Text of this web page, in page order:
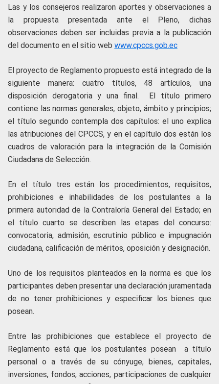
Las y los consejeros realizaron aportes y observaciones a
la propuesta presentada ante el Pleno, dichas
observaciones deben ser incluidas previa a la publicación
del documento en el sitio web www.cpccs.gob.ec
El proyecto de Reglamento propuesto está integrado de la
siguiente manera: cuatro títulos, 48 artículos, una
disposición derogatoria y una final. El título primero
contiene las normas generales, objeto, ámbito y principios;
el título segundo contempla dos capítulos: el uno explica
las atribuciones del CPCCS, y en el capítulo dos están los
cuadros de valoración para la integración de la Comisión
Ciudadana de Selección.
En el título tres están los procedimientos, requisitos,
prohibiciones e inhabilidades de los postulantes a la
primera autoridad de la Contraloría General del Estado; en
el título cuarto se describen las etapas del concurso:
convocatoria, admisión, escrutinio público e impugnación
ciudadana, calificación de méritos, oposición y designación.
Uno de los requisitos planteados en la norma es que los
participantes deben presentar una declaración juramentada
de no tener prohibiciones y especificar los bienes que
posean.
Entre las prohibiciones que establece el proyecto de
Reglamento está que los postulantes posean a título
personal o a través de su cónyuge, bienes, capitales,
inversiones, fondos, acciones, participaciones de cualquier